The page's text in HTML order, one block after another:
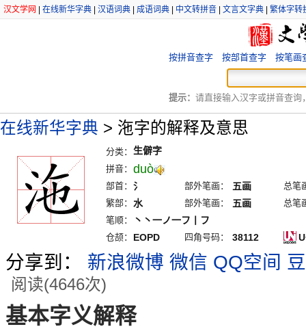
汉文学网 在线新华字典 汉语词典 成语词典 中文转拼音 文言文字典 繁体字转
按拼音查字 按部首查字 按笔画
提示： 请直接输入汉字或拼音查询
在线新华字典 > 沲字的解释及意思
分类： 生僻字
拼音： duò
部首： 氵 部外笔画： 五画
总笔
繁部：
水 部外笔画： 五画
总笔
笔顺：
丶丶一ノ一フ丨フ
仓颉： EOPD 四角号码： 38112
分享到： 新浪微博 微信 QQ空间
阅读(4646次)
基本字义解释